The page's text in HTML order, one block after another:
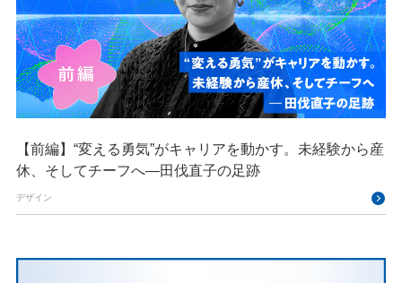
【前編】“変える勇気”がキャリアを動かす。未経験から産
休、そしてチーフへ—田伐直子の足跡
デザイン